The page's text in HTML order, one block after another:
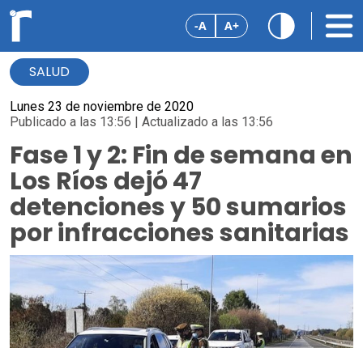
-A A+
SALUD
Lunes 23 de noviembre de 2020
Publicado a las 13:56 | Actualizado a las 13:56
Fase 1 y 2: Fin de semana en
Los Ríos dejó 47
detenciones y 50 sumarios
por infracciones sanitarias